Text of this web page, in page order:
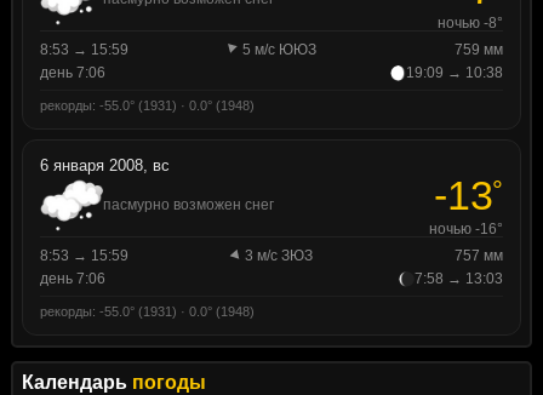
ночью -8°
8:53 → 15:59
5 м/с ЮЮЗ
759 мм
день 7:06
19:09 → 10:38
рекорды: -55.0° (1931) · 0.0° (1948)
6 января 2008, вс
пасмурно возможен снег -13°
ночью -16°
8:53 → 15:59
3 м/с ЗЮЗ
757 мм
день 7:06
7:58 → 13:03
рекорды: -55.0° (1931) · 0.0° (1948)
Календарь погоды